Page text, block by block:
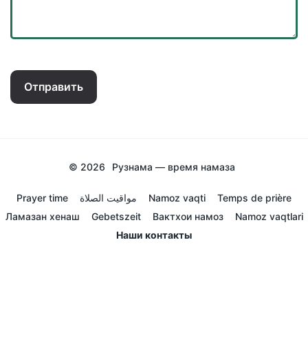
Отправить
© 2026 Рузнама — время намаза
Prayer time مواقيت الصلاة Namoz vaqti
Temps de prière
Ламазан хенаш
Gebetszeit Вактхои намоз
Namoz vaqtlari
Наши контакты